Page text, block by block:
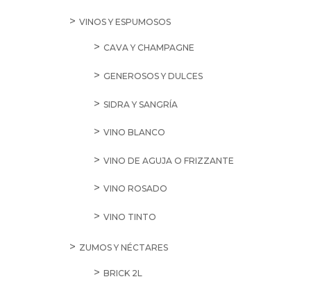
VINOS Y ESPUMOSOS
CAVA Y CHAMPAGNE
GENEROSOS Y DULCES
SIDRA Y SANGRÍA
VINO BLANCO
VINO DE AGUJA O FRIZZANTE
VINO ROSADO
VINO TINTO
ZUMOS Y NÉCTARES
BRICK 2L